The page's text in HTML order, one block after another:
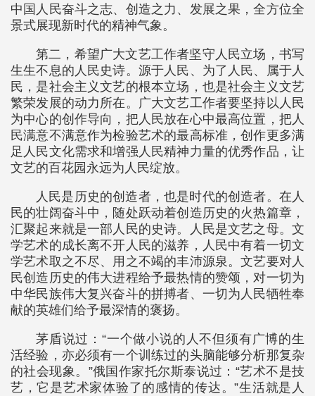
中国人民奋斗之志、创造之力、发展之果，全方位全
景式展现新时代的精神气象。
第二，希望广大文艺工作者坚守人民立场，书写
生生不息的人民史诗。源于人民、为了人民、属于人
民，是社会主义文艺的根本立场，也是社会主义文艺
繁荣发展的动力所在。广大文艺工作者要坚持以人民
为中心的创作导向，把人民放在心中最高位置，把人
民满意不满意作为检验艺术的最高标准，创作更多满
足人民文化需求和增强人民精神力量的优秀作品，让
文艺的百花园永远为人民绽放。
人民是历史的创造者，也是时代的创造者。在人
民的壮阔奋斗中，随处跃动着创造历史的火热篇章，
汇聚起来就是一部人民的史诗。人民是文艺之母。文
学艺术的成长离不开人民的滋养，人民中有着一切文
学艺术取之不尽、用之不竭的丰沛源泉。文艺要对人
民创造历史的伟大进程给予最热情的赞颂，对一切为
中华民族伟大复兴奋斗的拼搏者、一切为人民牺牲奉
献的英雄们给予最深情的褒扬。
茅盾说过：“一个做小说的人不但须有广博的生
活经验，亦必须有一个训练过的头脑能够分析那复杂
的社会现象。”俄国作家托尔斯泰说过：“艺术不是技
艺，它是艺术家体验了的感情的传达。”生活就是人